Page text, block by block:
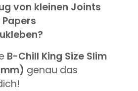
von kleinen Joints
B-Chill King Size Slim
genau das